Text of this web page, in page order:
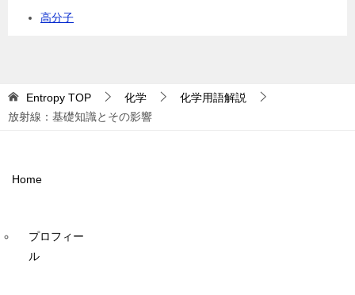
高分子
Entropy TOP 化学
化学用語解説
放射線：基礎知識とその影響
Home
プロフィー
ル